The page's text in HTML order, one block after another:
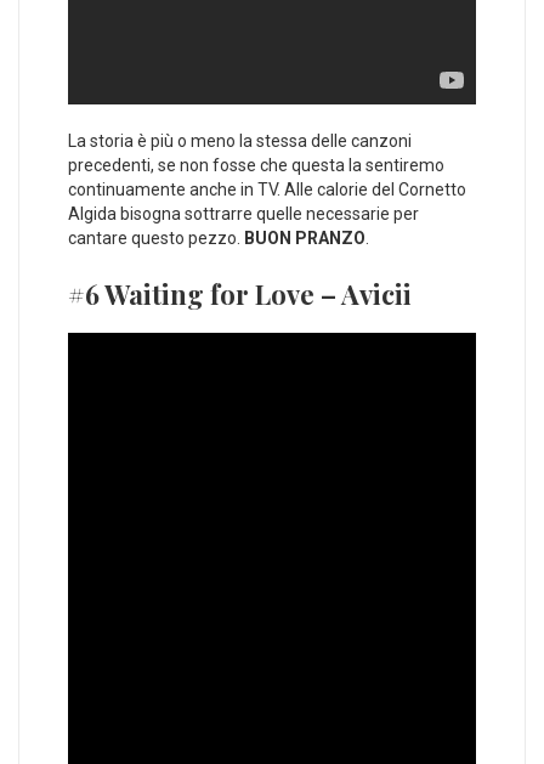
La storia è più o meno la stessa delle canzoni
precedenti, se non fosse che questa la sentiremo
continuamente anche in TV. Alle calorie del Cornetto
Algida bisogna sottrarre quelle necessarie per
cantare questo pezzo.
BUON PRANZO
#6 Waiting for Love – Avicii